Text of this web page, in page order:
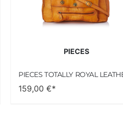
PIECES
159,00 €*